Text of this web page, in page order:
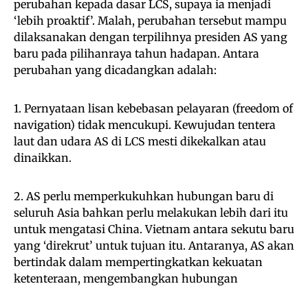
perubahan kepada dasar LCS, supaya ia menjadi
‘lebih proaktif’. Malah, perubahan tersebut mampu
dilaksanakan dengan terpilihnya presiden AS yang
baru pada pilihanraya tahun hadapan. Antara
perubahan yang dicadangkan adalah:
1. Pernyataan lisan kebebasan pelayaran (freedom of
navigation) tidak mencukupi. Kewujudan tentera
laut dan udara AS di LCS mesti dikekalkan atau
dinaikkan.
2. AS perlu memperkukuhkan hubungan baru di
seluruh Asia bahkan perlu melakukan lebih dari itu
untuk mengatasi China. Vietnam antara sekutu baru
yang ‘direkrut’ untuk tujuan itu. Antaranya, AS akan
bertindak dalam mempertingkatkan kekuatan
ketenteraan, mengembangkan hubungan